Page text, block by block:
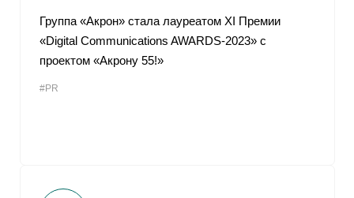
Группа «Акрон» стала лауреатом XI Премии
«Digital Communications AWARDS-2023» с
проектом «Акрону 55!»
#PR